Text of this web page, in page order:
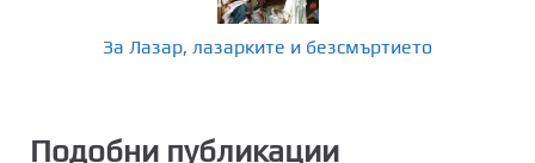
За Лазар, лазарките и безсмъртието
Подобни публикации